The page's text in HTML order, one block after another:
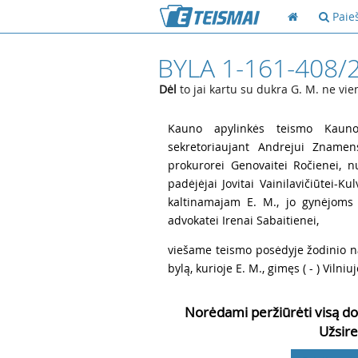
BYLA 1-161-408/
Dėl to jai kartu su dukra G. M. ne
Kauno apylinkės teismo
sekretoriaujant Andrejui
prokurorei Genovaitei Ročienei,
padėjėjai Jovitai Vainilavičiūtei-
kaltinamajam E. M., jo
advokatei Irenai Sabaitienei,
viešame teismo posėdyje žodinio
bylą, kurioje E. M., gimęs ( - )
Norėdami peržiūrėti visą